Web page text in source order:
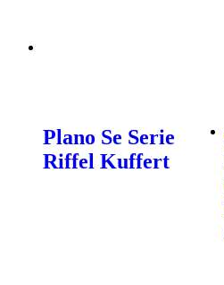
Plano Se Serie
Riffel Kuffert